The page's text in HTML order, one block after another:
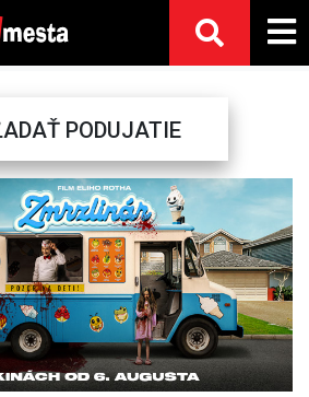
PODUJATIE
Next